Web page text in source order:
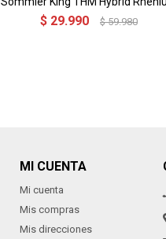
$ 29.990 $ 59.980
MI CUENTA
Mi cuenta
Mis compras
Mis direcciones